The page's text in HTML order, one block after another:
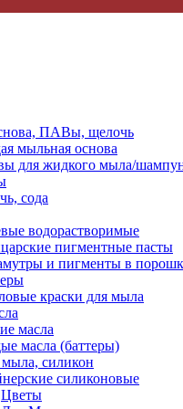
ПАВы, щелочь
мыльная основа
для жидкого мыла/
сода
водорастворимые
пигментные пасты
и пигменты в
краски для мыла
масла
масла (баттеры)
силикон
силиконовые
Цветы